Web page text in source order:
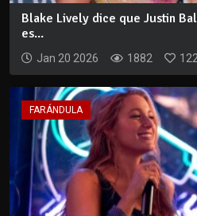
Blake Lively dice que Justin
es...
Jan 20 2026 1882 122
FARÁNDULA